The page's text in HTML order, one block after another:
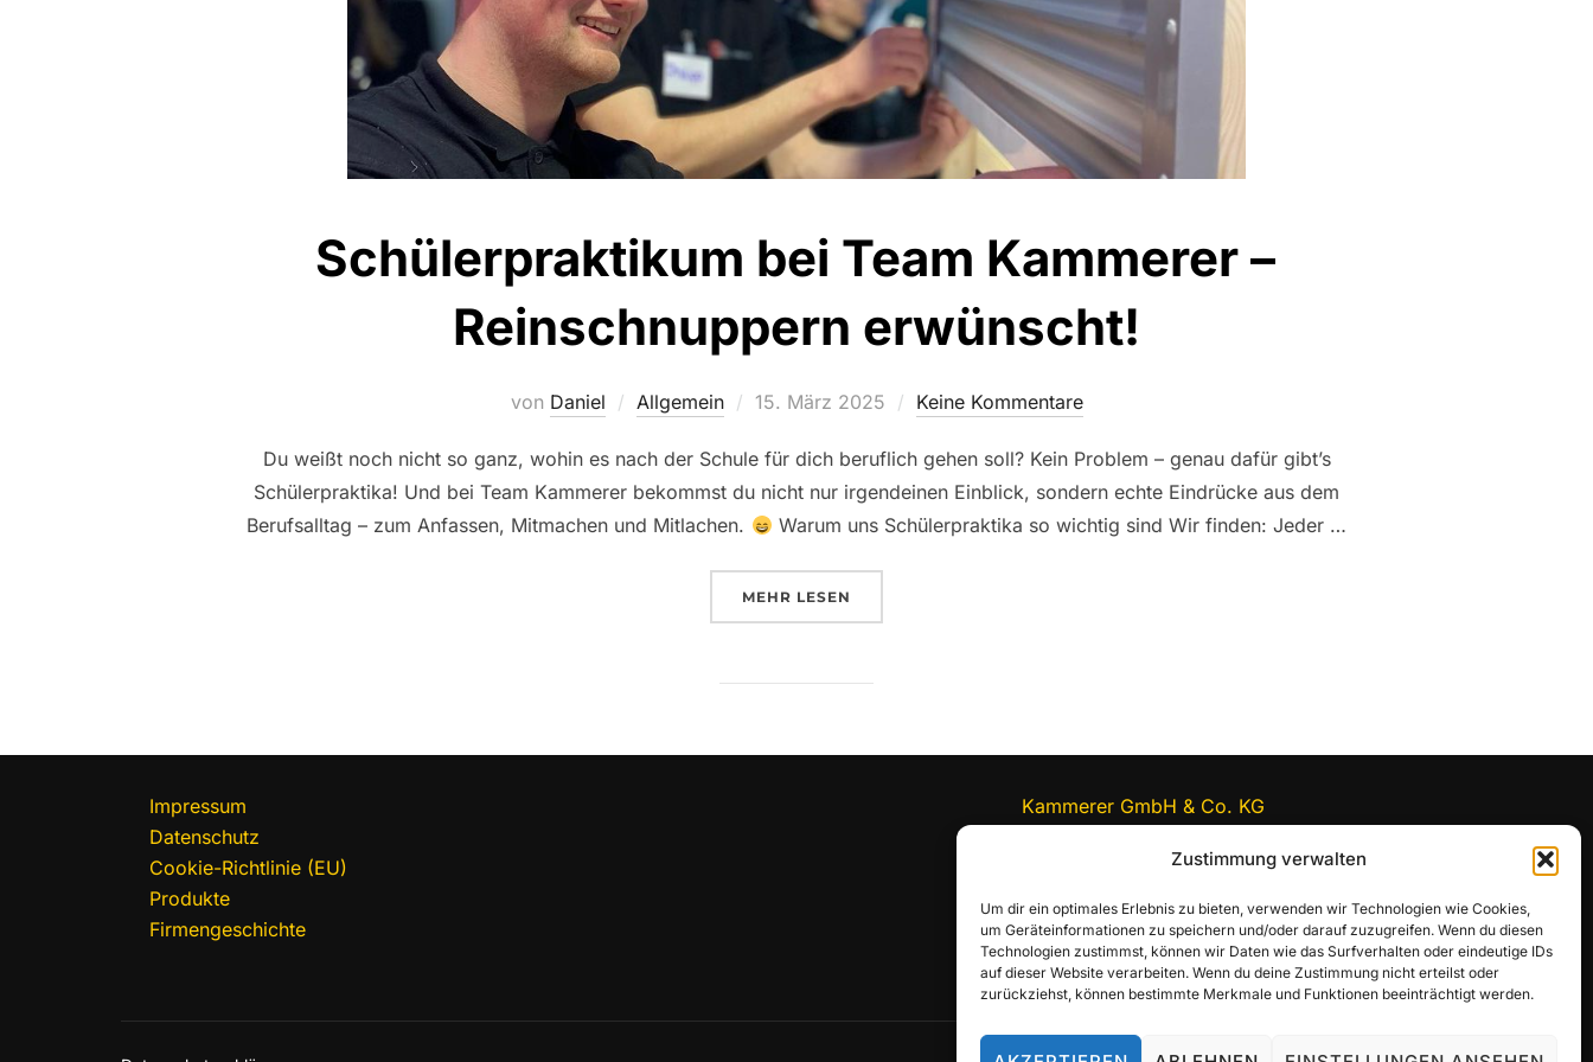
Zustimmung verwalten
Um dir ein optimales Erlebnis zu bieten, verwenden wir Technologien wie Cookies,
um Geräteinformationen zu speichern und/oder darauf zuzugreifen. Wenn du diesen
Technologien zustimmst, können wir Daten wie das Surfverhalten oder eindeutige IDs
auf dieser Website verarbeiten. Wenn du deine Zustimmung nicht erteilst oder
zurückziehst, können bestimmte Merkmale und Funktionen beeinträchtigt werden.
Schülerpraktikum bei Team Kammerer –
Reinschnuppern erwünscht!
von Daniel Allgemein
Veröffentlicht
15. März 2025 Keine Kommentare
Du weißt noch nicht so ganz, wohin es nach der Schule für dich beruflich gehen soll? Kein Problem – genau dafür gibt’s
Schülerpraktika! Und bei Team Kammerer bekommst du nicht nur irgendeinen Einblick, sondern echte Eindrücke aus dem
Berufsalltag – zum Anfassen, Mitmachen und Mitlachen.
Warum uns Schülerpraktika so wichtig sind Wir finden: Jeder …
MEHR ÜBER „SCHÜLERPRAKTIKUM BEI TEAM KAMMERER – REINSCHNUPPERN ERWÜNSCHT!“
LESEN
Impressum
Datenschutz
Cookie-Richtlinie (EU)
Produkte
Firmengeschichte
Kammerer GmbH & Co. KG
08252 91511-0
bewerbung@team-kammerer.de